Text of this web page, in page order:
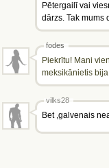
Pētergailī vai
dārzs. Tak mums
fodes
Piekrītu! Mani
meksikānietis
vilks28
Bet ,galvenais